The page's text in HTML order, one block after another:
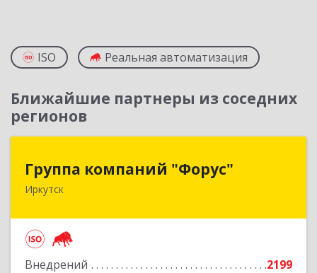
ISO Реальная автоматизация
Ближайшие партнеры из соседних
регионов
Группа компаний "Форус"
Иркутск
Внедрений
2199
Группа компаний "Форус"
664007, Иркутская обл, Иркутск г, Ямская ул,